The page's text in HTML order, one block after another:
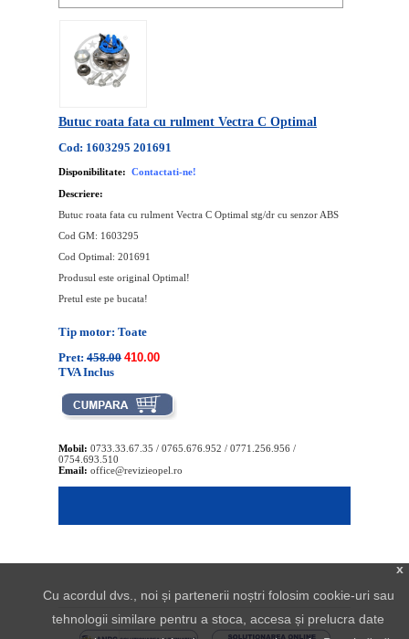
Butuc roata fata cu rulment Vectra C Optimal
Cod: 1603295 201691
Disponibilitate: Contactati-ne!
Descriere:
Butuc roata fata cu rulment Vectra C Optimal stg/dr cu senzor ABS
Cod GM: 1603295
Cod Optimal: 201691
Produsul este original Optimal!
Pretul este pe bucata!
Tip motor: Toate
Pret: 458.00 410.00
TVA Inclus
Mobil: 0733.33.67.35 / 0765.676.952 / 0771.256.956 /
0754.693.510
Email: office@revizieopel.ro
x
Cu acordul dvs., noi și partenerii noștri folosim cookie-uri sau
tehnologii similare pentru a stoca, accesa și prelucra date